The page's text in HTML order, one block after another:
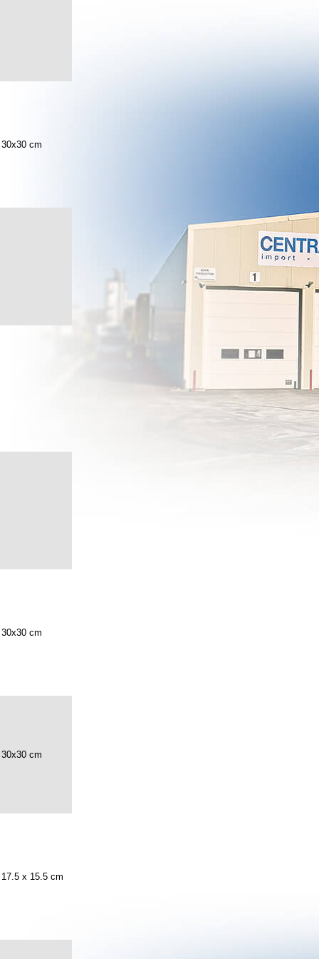
30x30 cm
30x30 cm
30x30 cm
17.5 x 15.5 cm